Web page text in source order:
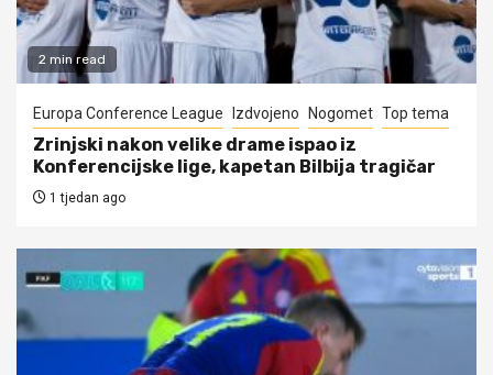
2 min read
Europa Conference League Izdvojeno Nogomet Top tema
Zrinjski nakon velike drame ispao iz
Konferencijske lige, kapetan Bilbija tragičar
1 tjedan ago